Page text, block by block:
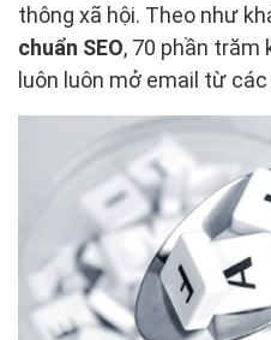
thông xã hội. Theo như
chuẩn SEO, 70 phần trăm
luôn luôn mở email từ